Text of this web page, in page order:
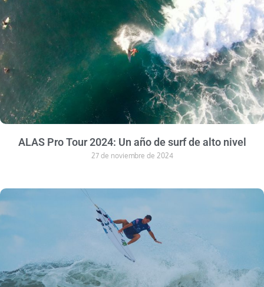
ALAS Pro Tour 2024: Un año de surf de alto nivel
27 de noviembre de 2024